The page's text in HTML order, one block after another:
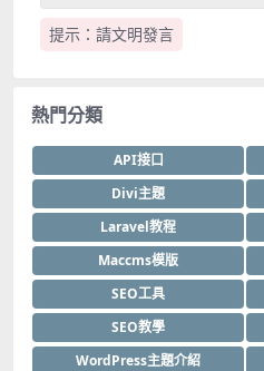
提示：請文明發言
熱門分類
API接口
Divi主題
Laravel教程
Maccms模版
SEO工具
SEO教學
WordPress主題介紹